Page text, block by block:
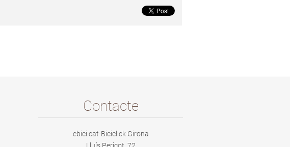
Contacte
ebici.cat-Biciclick Girona